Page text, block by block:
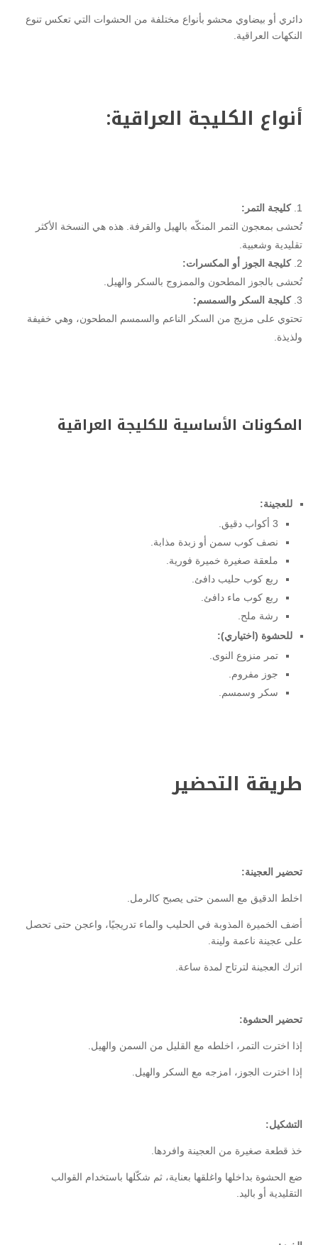
دائري أو بيضاوي محشو بأنواع مختلفة من الحشوات التي تعكس تنوع
النكهات العراقية.
أنواع الكليجة العراقية:
كليجة التمر:
تُحشى بمعجون التمر المنكّه بالهيل والقرفة. هذه هي النسخة الأكثر
تقليدية وشعبية.
كليجة الجوز أو المكسرات:
تُحشى بالجوز المطحون والممزوج بالسكر والهيل.
كليجة السكر والسمسم:
تحتوي على مزيج من السكر الناعم والسمسم المطحون، وهي خفيفة
ولذيذة.
المكونات الأساسية للكليجة العراقية
للعجينة:
3 أكواب دقيق.
نصف كوب سمن أو زبدة مذابة.
ملعقة صغيرة خميرة فورية.
ربع كوب حليب دافئ.
ربع كوب ماء دافئ.
رشة ملح.
للحشوة (اختياري):
تمر منزوع النوى.
جوز مفروم.
سكر وسمسم.
طريقة التحضير
تحضير العجينة:
اخلط الدقيق مع السمن حتى يصبح كالرمل.
أضف الخميرة المذوبة في الحليب والماء تدريجيًا، واعجن حتى تحصل
على عجينة ناعمة ولينة.
اترك العجينة لترتاح لمدة ساعة.
تحضير الحشوة:
إذا اخترت التمر، اخلطه مع القليل من السمن والهيل.
إذا اخترت الجوز، امزجه مع السكر والهيل.
التشكيل:
خذ قطعة صغيرة من العجينة وافردها.
ضع الحشوة بداخلها واغلقها بعناية، ثم شكّلها باستخدام القوالب
التقليدية أو باليد.